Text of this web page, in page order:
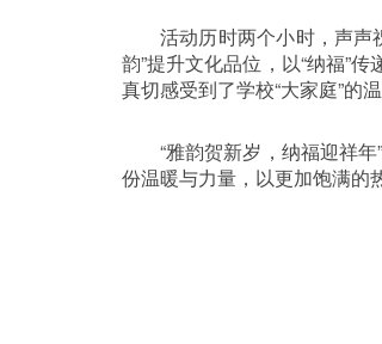
活动历时两个小时，声声
韵”提升文化品位，以“纳福”
真切感受到了学校“大家庭”的温
“雅韵贺新岁，纳福迎祥
份温暖与力量，以更加饱满的